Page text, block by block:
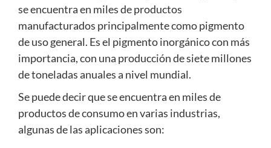
se encuentra en miles de productos
manufacturados principalmente como pigmento
de uso general. Es el pigmento inorgánico con más
importancia, con una producción de siete millones
de toneladas anuales a nivel mundial.
Se puede decir que se encuentra en miles de
productos de consumo en varias industrias,
algunas de las aplicaciones son: